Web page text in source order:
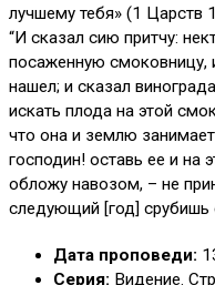
лучшему тебя» (1 Царств
“И сказал сию притчу:
посаженную смоковницу,
нашел; и сказал
искать плода на этой
что она и землю
господин! оставь ее и на
обложу навозом, – не
следующий [год] срубишь
Дата проповеди:
Серия: Видение.